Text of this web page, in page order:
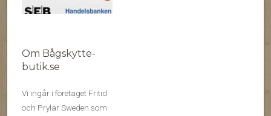
Om Bågskytte-
butik.se
Vi ingår i företaget Fritid
och Prylar Sweden som